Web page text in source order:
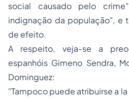
social causado pelo
indignação da população", e
de efeito.
A respeito, veja-se a
espanhóis Gimeno Sendra,
Dominguez:
"Tampoco puede atribuirse a